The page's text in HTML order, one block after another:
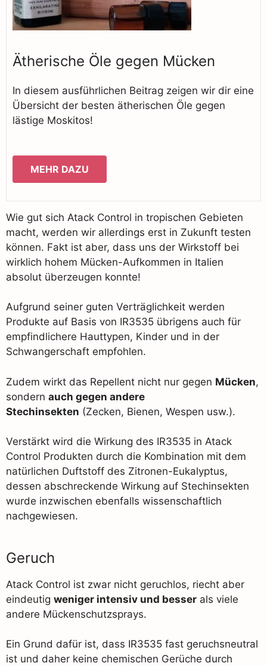
Ätherische Öle gegen Mücken
In diesem ausführlichen Beitrag zeigen wir dir eine
Übersicht der besten ätherischen Öle gegen
lästige Moskitos!
MEHR DAZU
Wie gut sich Atack Control in tropischen Gebieten
macht, werden wir allerdings erst in Zukunft testen
können. Fakt ist aber, dass uns der Wirkstoff bei
wirklich hohem Mücken-Aufkommen in Italien
absolut überzeugen konnte!
Aufgrund seiner guten Verträglichkeit werden
Produkte auf Basis von IR3535 übrigens auch für
empfindlichere Hauttypen, Kinder und in der
Schwangerschaft empfohlen.
Zudem wirkt das Repellent nicht nur gegen Mücken,
sondern auch gegen andere
Stechinsekten (Zecken, Bienen, Wespen usw.).
Verstärkt wird die Wirkung des IR3535 in Atack
Control Produkten durch die Kombination mit dem
natürlichen Duftstoff des Zitronen-Eukalyptus,
dessen abschreckende Wirkung auf Stechinsekten
wurde inzwischen ebenfalls wissenschaftlich
nachgewiesen.
Geruch
Atack Control ist zwar nicht geruchlos, riecht aber
eindeutig weniger intensiv und besser als viele
andere Mückenschutzsprays.
Ein Grund dafür ist, dass IR3535 fast geruchsneutral
ist und daher keine chemischen Gerüche durch